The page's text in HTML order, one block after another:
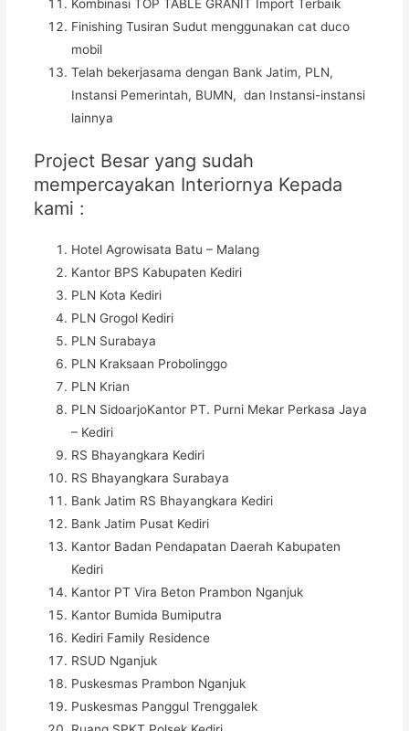
Kombinasi TOP TABLE GRANIT Import Terbaik
Finishing Tusiran Sudut menggunakan cat duco
mobil
Telah bekerjasama dengan Bank Jatim, PLN,
Instansi Pemerintah, BUMN, dan Instansi-instansi
lainnya
Project Besar yang sudah
mempercayakan Interiornya Kepada
kami :
Hotel Agrowisata Batu – Malang
Kantor BPS Kabupaten Kediri
PLN Kota Kediri
PLN Grogol Kediri
PLN Surabaya
PLN Kraksaan Probolinggo
PLN Krian
PLN SidoarjoKantor PT. Purni Mekar Perkasa Jaya
– Kediri
RS Bhayangkara Kediri
RS Bhayangkara Surabaya
Bank Jatim RS Bhayangkara Kediri
Bank Jatim Pusat Kediri
Kantor Badan Pendapatan Daerah Kabupaten
Kediri
Kantor PT Vira Beton Prambon Nganjuk
Kantor Bumida Bumiputra
Kediri Family Residence
RSUD Nganjuk
Puskesmas Prambon Nganjuk
Puskesmas Panggul Trenggalek